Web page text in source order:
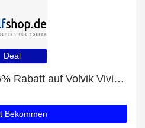
Deal
Erhalten Sie bis zu 46% Rabatt auf Volvik Vivid Disney Collection 5 Charakter Box und 90 beliebte Artikel
Bekommen